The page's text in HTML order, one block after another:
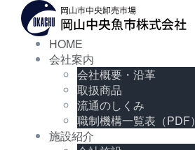
HOME
会社案内
会社概要・沿革
取扱商品
流通のしくみ
職制機構一覧表（PDF）
施設紹介